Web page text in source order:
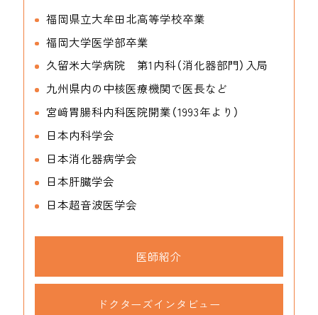
福岡県立大牟田北高等学校卒業
福岡大学医学部卒業
久留米大学病院 第1内科（消化器部門）入局
九州県内の中核医療機関で医長など
宮﨑胃腸科内科医院開業（1993年より）
日本内科学会
日本消化器病学会
日本肝臓学会
日本超音波医学会
医師紹介
ドクターズインタビュー